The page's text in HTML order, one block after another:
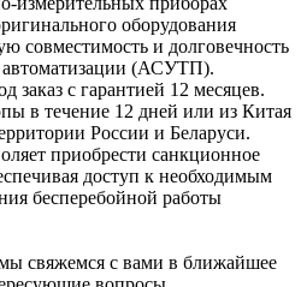
оборудования
совместимость и долговечность
(АСУТП).
заказ с гарантией 12 месяцев.
в течение 12 дней или из Китая
России и Беларуси.
приобрести санкционное
доступ к необходимым
бесперебойной работы
свяжемся с вами в ближайшее